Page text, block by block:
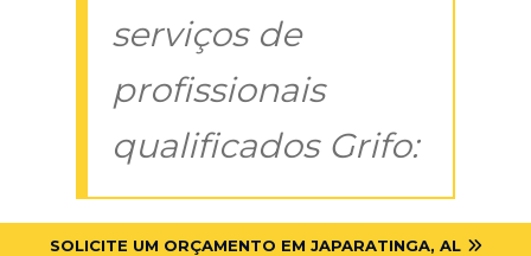
serviços de
profissionais
qualificados Grifo:
SOLICITE UM ORÇAMENTO EM JAPARATINGA, AL